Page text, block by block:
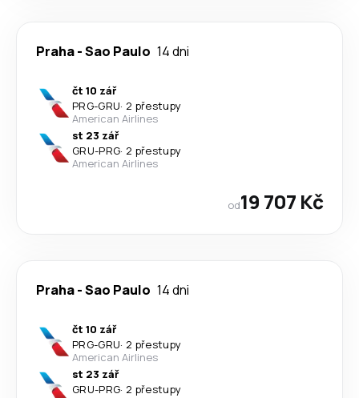
Praha-Sao Paulo 14 dni
čt 10 zář
PRG-GRU· 2 přestupy
American Airlines
st 23 zář
GRU-PRG· 2 přestupy
American Airlines
od19 707 Kč
Praha-Sao Paulo 14 dni
čt 10 zář
PRG-GRU· 2 přestupy
American Airlines
st 23 zář
GRU-PRG· 2 přestupy